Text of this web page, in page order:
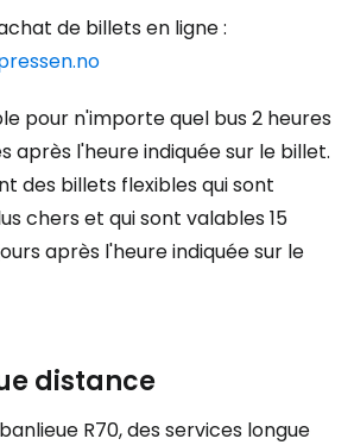
de billets en ligne :
pour n'importe quel bus 2 heures
après l'heure indiquée sur le billet.
des billets flexibles qui sont
chers et qui sont valables 15
après l'heure indiquée sur le
distance
R70, des services longue